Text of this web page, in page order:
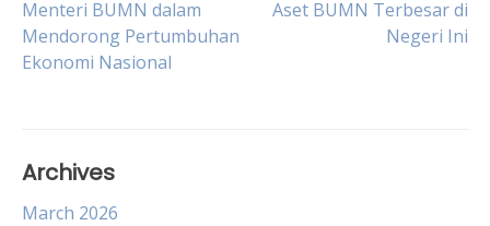
navigation
Menteri BUMN dalam
Mendorong Pertumbuhan
Ekonomi Nasional
Aset BUMN Terbesar di
Negeri Ini
Archives
March 2026